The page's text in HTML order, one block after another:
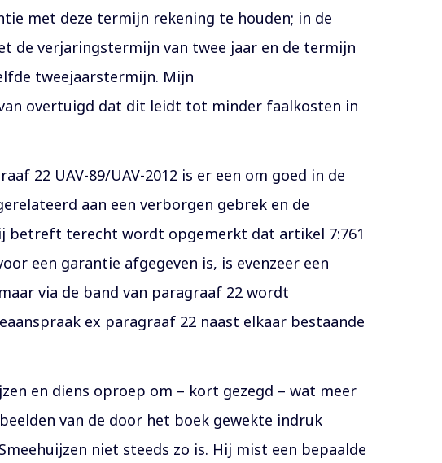
met deze termijn rekening te houden; in de
de verjaringstermijn van twee jaar en de termijn
tweejaarstermijn. Mijn
overtuigd dat dit leidt tot minder faalkosten in
22 UAV-89/UAV-2012 is er een om goed in de
aan een verborgen gebrek en de
betreft terecht wordt opgemerkt dat artikel 7:761
een garantie afgegeven is, is evenzeer een
via de band van paragraaf 22 wordt
ex paragraaf 22 naast elkaar bestaande
en diens oproep om – kort gezegd – wat meer
van de door het boek gewekte indruk
niet steeds zo is. Hij mist een bepaalde